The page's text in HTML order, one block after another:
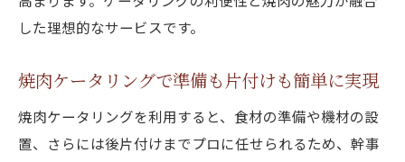
立
焼肉ケータリングで会場準備が簡単になる
理由
ケータリング京都自宅利用で焼肉手配が
した理想的なサービスです。
焼肉ケータリングで準備も片付けも簡単に実現
焼肉ケータリングを利用すると、食材の準備や機材の設
置、さらには後片付けまでプロに任せられるため、幹事